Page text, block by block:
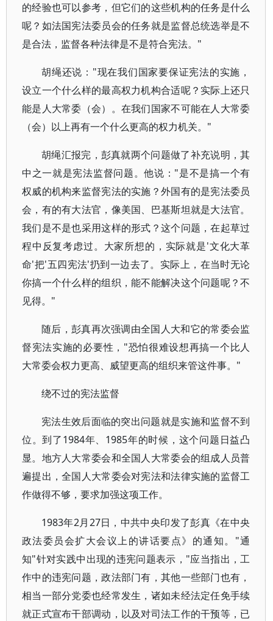
的经验也可以参考，但它们的这些机构的任务是什么
呢？如法国宪法委员会的任务就是监督总统选举是不
是合法，监督各种法律是不是符合宪法。"
胡绳还说："现在我们国家要保证宪法的实施，
设立一个什么样的最高权力机构合适呢？实际上还只
能是人大常委（会）。在我们国家不可能在人大常委
（会）以上再有一个什么更高的权力机关。"
胡绳汇报完，彭真就两个问题做了补充说明，其
中之一就是宪法监督问题。他说："是不是搞一个有
权威的机构来监督宪法的实施？外国有的是宪法委员
会，有的有大法官，像美国、巴基斯坦就是大法官。
我们是不是也采用这样的形式？这个问题，在起草过
程中反复考虑过。大家所想的，实际就是'文化大革
命'把'五四宪法'扔到一边去了。实际上，在当时无论
你搞一个什么样的组织，能不能解决这个问题呢？不
见得。"
随后，彭真再次强调由全国人大和它的常委会监
督宪法实施的必要性，"恐怕很难设想再搞一个比人
大常委会权力更高、威望更高的组织来管这件事。"
绕不过的宪法监督
宪法生效后面临的突出问题就是实施和监督不到
位。到了1984年、1985年的时候，这个问题日益凸
显。地方人大常委会和全国人大常委会的组成人员普
遍提出，全国人大常委会对宪法和法律实施的监督工
作做得不够，要求加强这项工作。
1983年2月27日，中共中央印发了彭真《在中央
政法委员会扩大会议上的讲话要点》的通知。"通
知"针对实践中出现的违宪问题表示，"应当指出，工
作中的违宪问题，政法部门有，其他一些部门也有，
相当一部分党委也经常发生，诸如未经法定任免手续
就正式宣布干部调动，以及对司法工作的干预等，已